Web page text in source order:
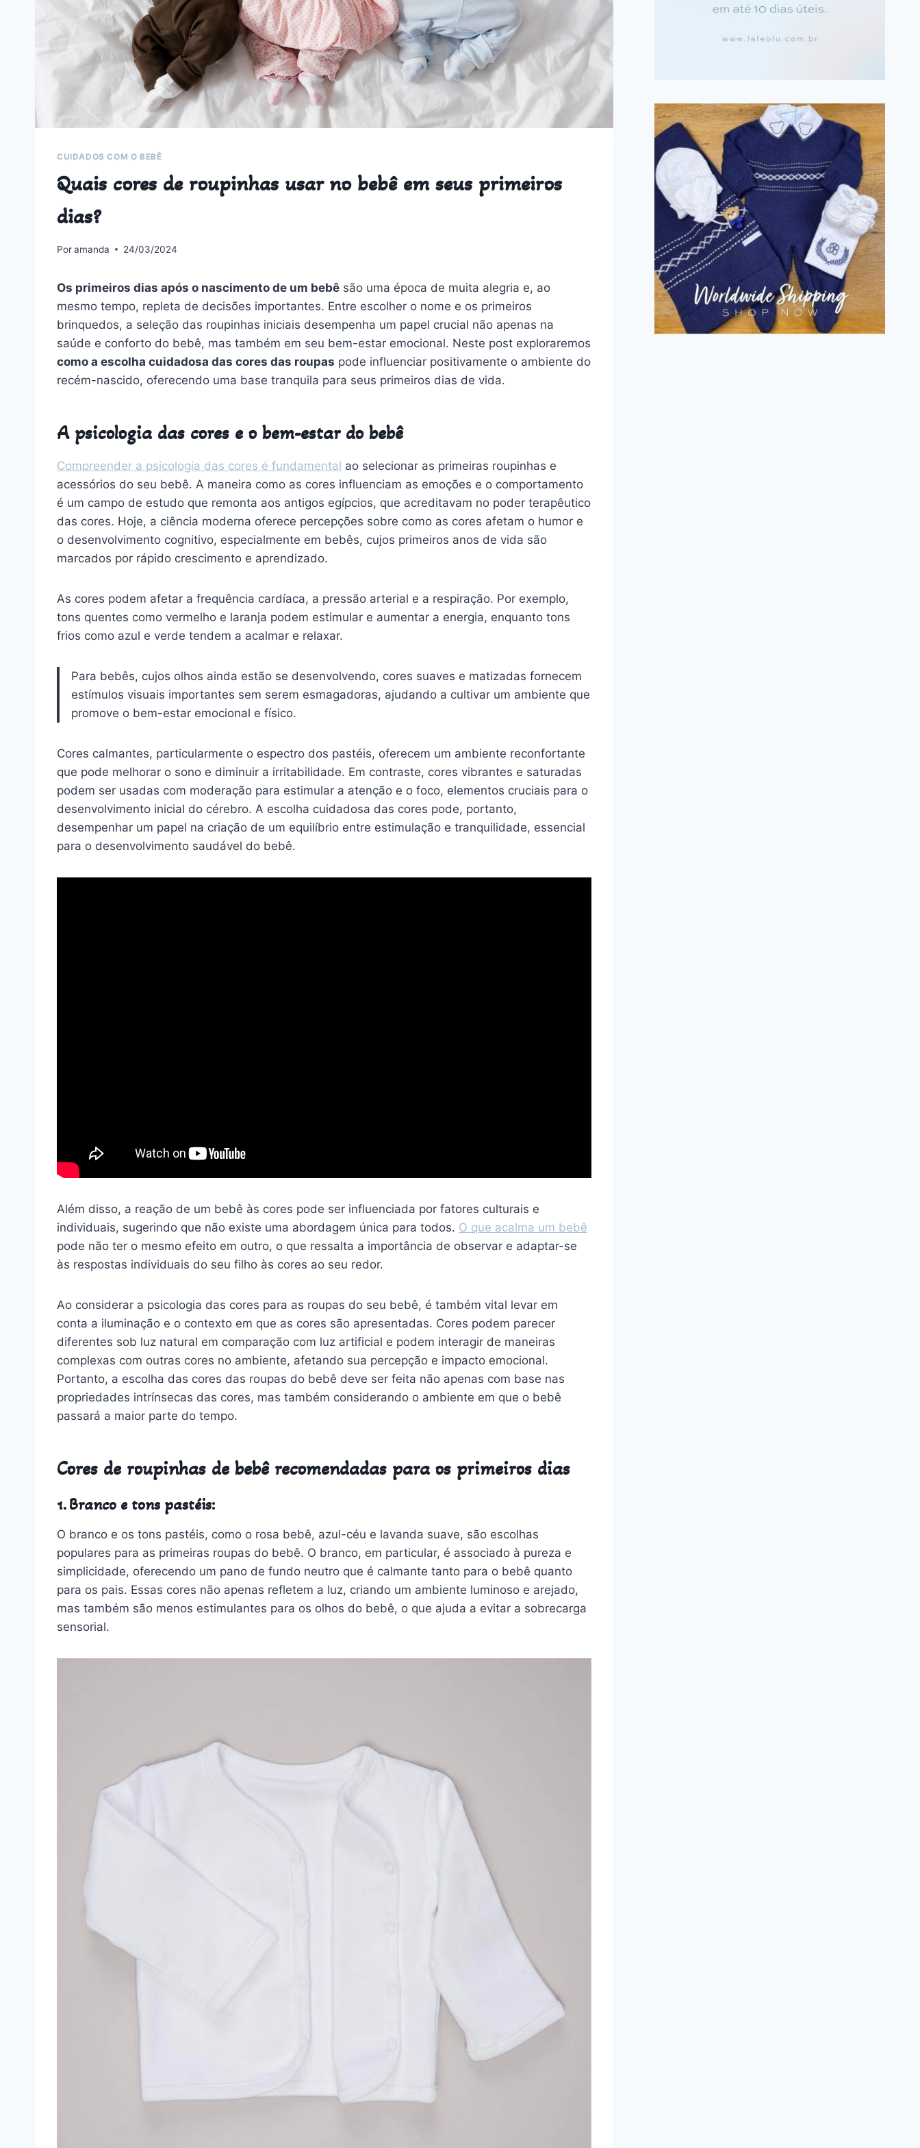
CUIDADOS COM O BEBÊ
Quais cores de roupinhas usar no bebê em seus primeiros
dias?
Poramanda 24/03/2024
Os primeiros dias após o nascimento de um bebê são uma época de muita alegria e, ao
mesmo tempo, repleta de decisões importantes. Entre escolher o nome e os primeiros
brinquedos, a seleção das roupinhas iniciais desempenha um papel crucial não apenas na
saúde e conforto do bebê, mas também em seu bem-estar emocional. Neste post exploraremos
como a escolha cuidadosa das cores das roupas pode influenciar positivamente o ambiente do
recém-nascido, oferecendo uma base tranquila para seus primeiros dias de vida.
A psicologia das cores e o bem-estar do bebê
Compreender a psicologia das cores é fundamental ao selecionar as primeiras roupinhas e
acessórios do seu bebê. A maneira como as cores influenciam as emoções e o comportamento
é um campo de estudo que remonta aos antigos egípcios, que acreditavam no poder terapêutico
das cores. Hoje, a ciência moderna oferece percepções sobre como as cores afetam o humor e
o desenvolvimento cognitivo, especialmente em bebês, cujos primeiros anos de vida são
marcados por rápido crescimento e aprendizado.
As cores podem afetar a frequência cardíaca, a pressão arterial e a respiração. Por exemplo,
tons quentes como vermelho e laranja podem estimular e aumentar a energia, enquanto tons
frios como azul e verde tendem a acalmar e relaxar.
Para bebês, cujos olhos ainda estão se desenvolvendo, cores suaves e matizadas fornecem
estímulos visuais importantes sem serem esmagadoras, ajudando a cultivar um ambiente que
promove o bem-estar emocional e físico.
Cores calmantes, particularmente o espectro dos pastéis, oferecem um ambiente reconfortante
que pode melhorar o sono e diminuir a irritabilidade. Em contraste, cores vibrantes e saturadas
podem ser usadas com moderação para estimular a atenção e o foco, elementos cruciais para o
desenvolvimento inicial do cérebro. A escolha cuidadosa das cores pode, portanto,
desempenhar um papel na criação de um equilíbrio entre estimulação e tranquilidade, essencial
para o desenvolvimento saudável do bebê.
Além disso, a reação de um bebê às cores pode ser influenciada por fatores culturais e
individuais, sugerindo que não existe uma abordagem única para todos. O que acalma um bebê
pode não ter o mesmo efeito em outro, o que ressalta a importância de observar e adaptar-se
às respostas individuais do seu filho às cores ao seu redor.
Ao considerar a psicologia das cores para as roupas do seu bebê, é também vital levar em
conta a iluminação e o contexto em que as cores são apresentadas. Cores podem parecer
diferentes sob luz natural em comparação com luz artificial e podem interagir de maneiras
complexas com outras cores no ambiente, afetando sua percepção e impacto emocional.
Portanto, a escolha das cores das roupas do bebê deve ser feita não apenas com base nas
propriedades intrínsecas das cores, mas também considerando o ambiente em que o bebê
passará a maior parte do tempo.
Cores de roupinhas de bebê recomendadas para os primeiros dias
1. Branco e tons pastéis:
O branco e os tons pastéis, como o rosa bebê, azul-céu e lavanda suave, são escolhas
populares para as primeiras roupas do bebê. O branco, em particular, é associado à pureza e
simplicidade, oferecendo um pano de fundo neutro que é calmante tanto para o bebê quanto
para os pais. Essas cores não apenas refletem a luz, criando um ambiente luminoso e arejado,
mas também são menos estimulantes para os olhos do bebê, o que ajuda a evitar a sobrecarga
sensorial.